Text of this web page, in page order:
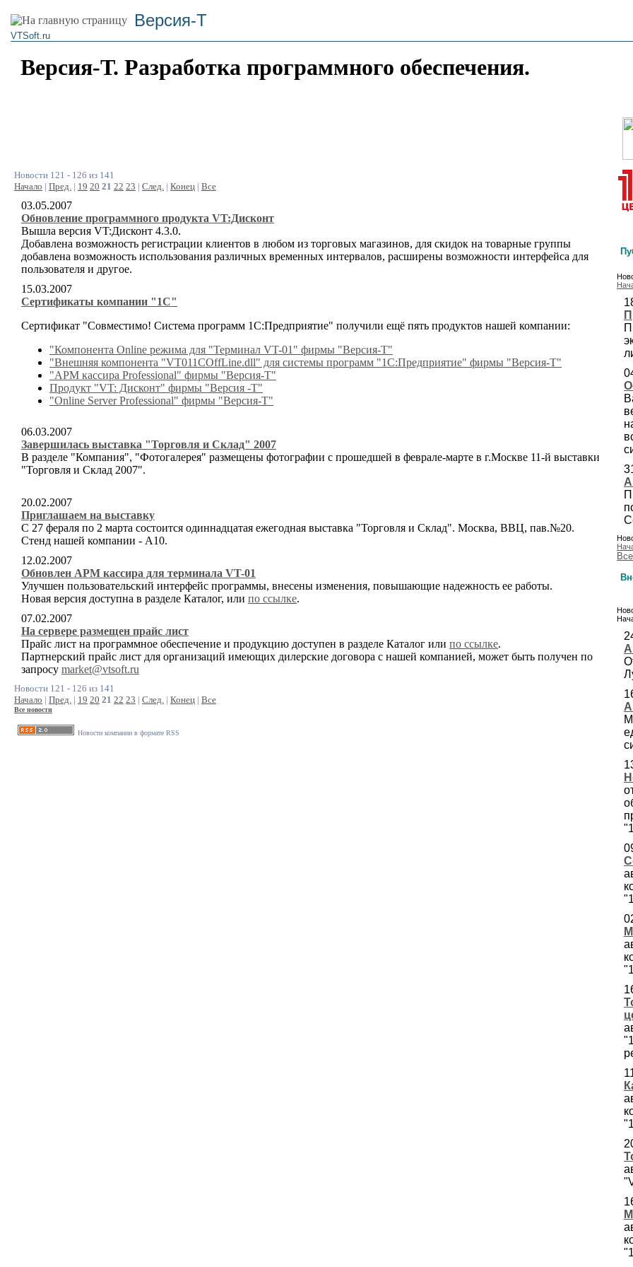
Версия-Т
VTSoft.ru
Версия-Т. Разработка программного обеспечения.
Новости 121 - 126 из 141
Начало | Пред. | 19 20 21 22 23 | След. | Конец | Все
03.05.2007
Обновление программного продукта VT:Дисконт
Вышла версия VT:Дисконт 4.3.0.
Добавлена возможность регистрации клиентов в любом из торговых магазинов, для скидок на товарные группы
добавлена возможность использования различных временных интервалов, расширены возможности интерфейса для
пользователя и другое.
15.03.2007
Сертификаты компании "1С"
Сертификат "Совместимо! Система программ 1С:Предприятие" получили ещё пять продуктов нашей компании:
"Компонента Online режима для "Терминал VT-01" фирмы "Версия-Т"
"Внешняя компонента "VT011COffLine.dll" для системы программ "1C:Предприятие" фирмы "Версия-Т"
"АРМ кассира Professional" фирмы "Версия-Т"
Продукт "VT: Дисконт" фирмы "Версия -Т"
"Online Server Professional" фирмы "Версия-Т"
06.03.2007
Завершилась выставка "Торговля и Склад" 2007
В разделе "Компания", "Фотогалерея" размещены фотографии с прошедшей в феврале-марте в г.Москве 11-й выставки
"Торговля и Склад 2007".
20.02.2007
Приглашаем на выставку
С 27 фераля по 2 марта состоится одиннадцатая ежегодная выставка "Торговля и Склад". Москва, ВВЦ, пав.№20.
Стенд нашей компании - А10.
12.02.2007
Обновлен АРМ кассира для терминала VT-01
Улучшен пользовательский интерфейс программы, внесены изменения, повышающие надежность ее работы.
Новая версия доступна в разделе Каталог, или по ссылке.
07.02.2007
На сервере размещен прайc лист
Прайс лист на программное обеспечение и продукцию доступен в разделе Каталог или по ссылке.
Партнерский прайс лист для организаций имеющих дилерские договора с нашей компанией, может быть получен по
запросу market@vtsoft.ru
Новости 121 - 126 из 141
Начало | Пред. | 19 20 21 22 23 | След. | Конец | Все
Все новости
Новости компании в формате RSS